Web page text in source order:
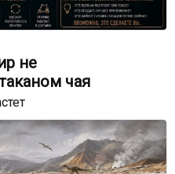
не
чая